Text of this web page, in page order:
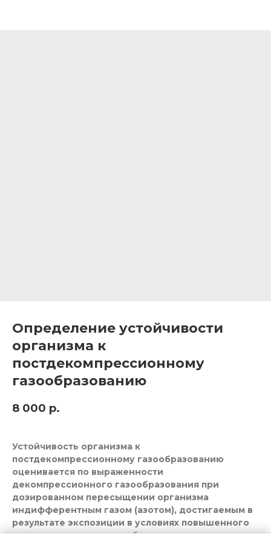
Определение устойчивости
организма к
постдекомпрессионному
газообразованию
8 000 р.
Устойчивость организма к
постдекомпрессионному газообразованию
оценивается по выраженности
декомпрессионного газообразования при
дозированном пересыщении организма
индифферентным газом (азотом), достигаемым в
результате экспозиции в условиях повышенного
давления и последующей декомпрессии.